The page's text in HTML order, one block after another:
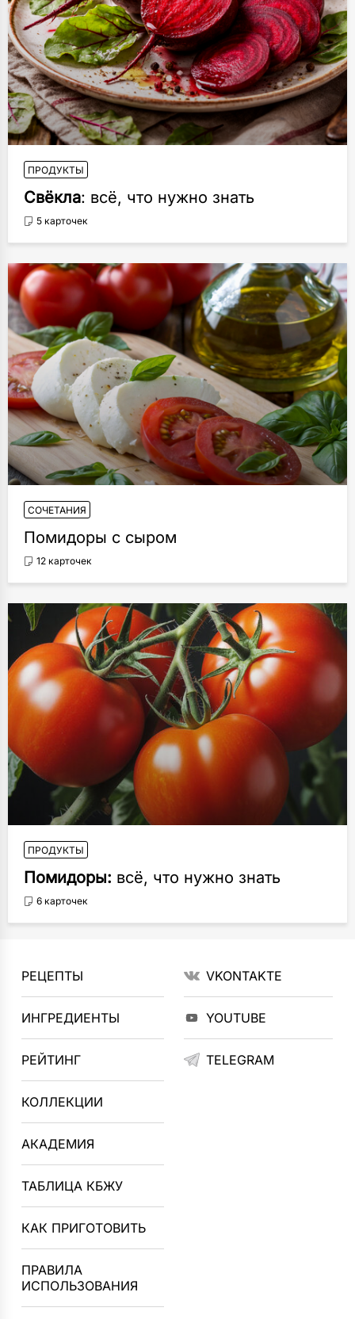
ПРОДУКТЫ
Свёкла: всё, что нужно знать
5 карточек
СОЧЕТАНИЯ
Помидоры с сыром
12 карточек
ПРОДУКТЫ
Помидоры: всё, что нужно знать
6 карточек
РЕЦЕПТЫ
ИНГРЕДИЕНТЫ
РЕЙТИНГ
КОЛЛЕКЦИИ
АКАДЕМИЯ
ТАБЛИЦА КБЖУ
КАК ПРИГОТОВИТЬ
ПРАВИЛА
ИСПОЛЬЗОВАНИЯ
VKONTAKTE
YOUTUBE
TELEGRAM